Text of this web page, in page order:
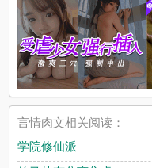
言情肉文相关阅读：
学院修仙派